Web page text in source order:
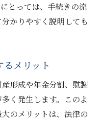
とっては、手続きの流
かりやすく説明しても
メリット
形成や年金分割、慰謝
く発生します。このよ
のメリットは、法律の